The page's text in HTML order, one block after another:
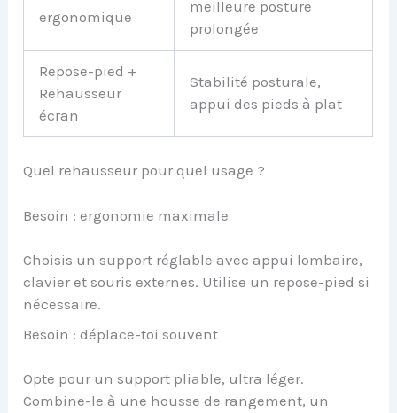
ergonomique
meilleure posture
prolongée
Repose-pied +
Rehausseur
écran
Stabilité posturale,
appui des pieds à plat
Quel rehausseur pour quel usage ?
Besoin : ergonomie maximale
Choisis un support réglable avec appui lombaire,
clavier et souris externes. Utilise un repose-pied si
nécessaire.
Besoin : déplace-toi souvent
Opte pour un support pliable, ultra léger.
Combine-le à une housse de rangement, un